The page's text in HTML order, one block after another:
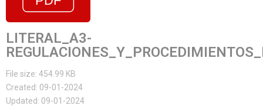
LITERAL_A3-
File size: 454.99 KB
Created: 09-01-2024
Updated: 09-01-2024